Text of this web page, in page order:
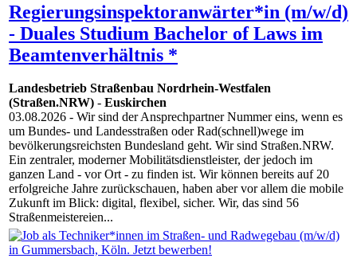
Regierungsinspektoranwärter*in (m/w/d)
- Duales Studium Bachelor of Laws im
Beamtenverhältnis *
Landesbetrieb Straßenbau Nordrhein-Westfalen
(Straßen.NRW) - Euskirchen
03.08.2026 - Wir sind der Ansprechpartner Nummer eins, wenn es
um Bundes- und Landesstraßen oder Rad(schnell)wege im
bevölkerungsreichsten Bundesland geht. Wir sind Straßen.NRW.
Ein zentraler, moderner Mobilitätsdienstleister, der jedoch im
ganzen Land - vor Ort - zu finden ist. Wir können bereits auf 20
erfolgreiche Jahre zurückschauen, haben aber vor allem die mobile
Zukunft im Blick: digital, flexibel, sicher. Wir, das sind 56
Straßenmeistereien...